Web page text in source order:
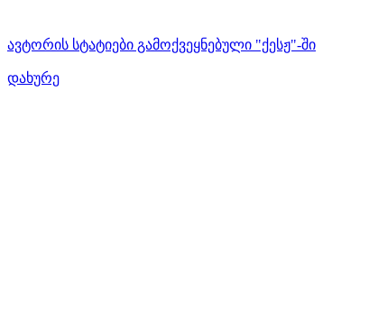
ავტორის სტატიები გამოქვეყნებული "ქესჟ"-ში
დახურე